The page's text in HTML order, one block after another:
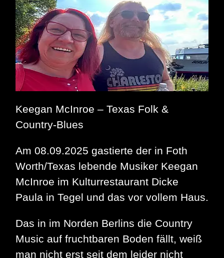
der
Kategorie
Medien
Keegan McInroe – Texas Folk &
Country-Blues
Am 08.09.2025 gastierte der in Foth
Worth/Texas lebende Musiker Keegan
McInroe im Kulturrestaurant Dicke
Paula in Tegel und das vor vollem Haus.
Das in im Norden Berlins die Country
Music auf fruchtbaren Boden fällt, weiß
man nicht erst seit dem leider nicht